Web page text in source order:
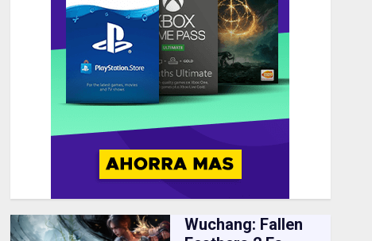
Wuchang: Fallen